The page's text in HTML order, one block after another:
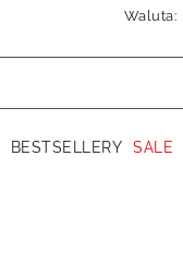
Waluta:
BESTSELLERY SALE